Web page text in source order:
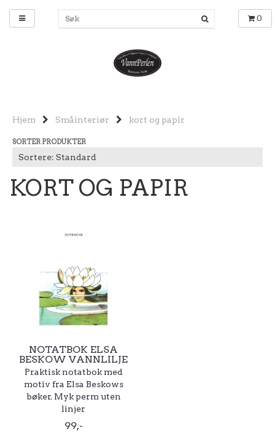
0
Hjem Småinteriør kort og papir
SORTER PRODUKTER
KORT OG PAPIR
NOTATBOK ELSA
BESKOW VANNLILJE
Praktisk notatbok med
motiv fra Elsa Beskows
bøker. Myk perm uten
linjer
99,-